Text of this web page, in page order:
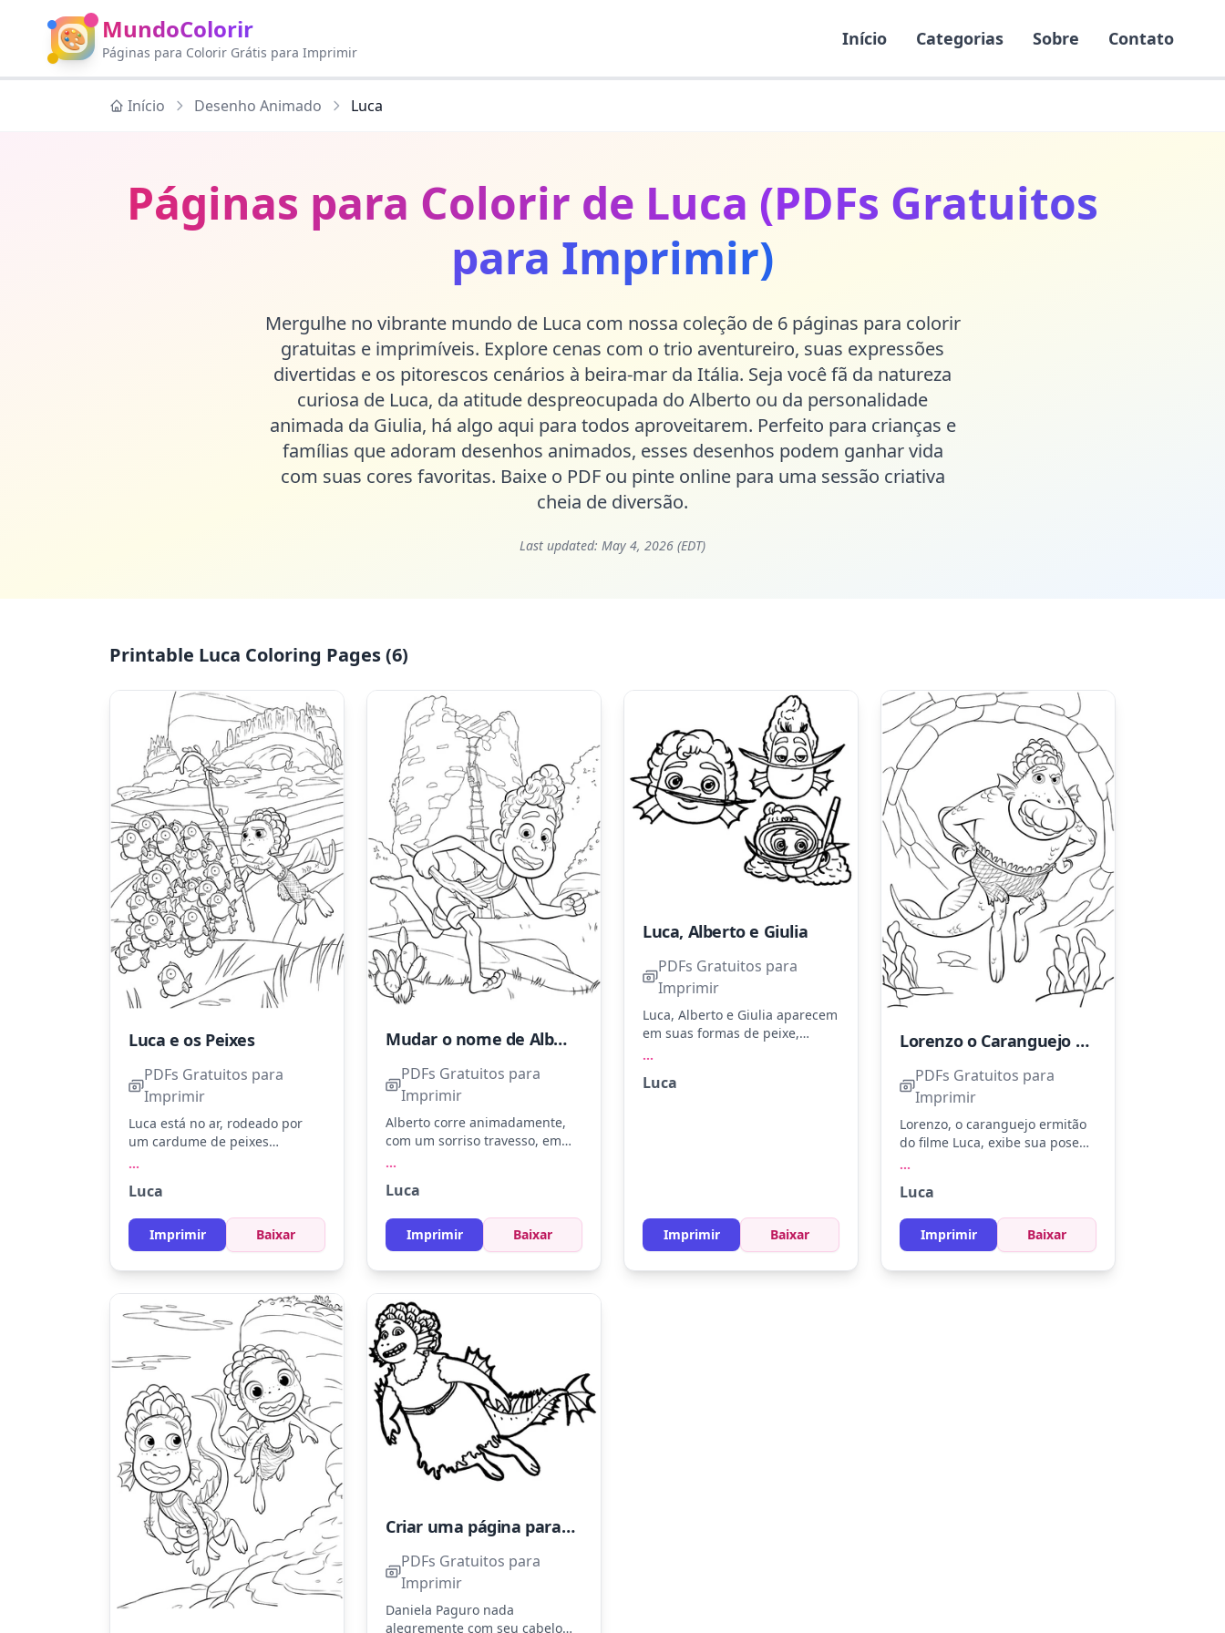
🎨 MundoColorir
Páginas para Colorir Grátis para Imprimir
Início Categorias Sobre Contato
Início Desenho Animado Luca
Páginas para Colorir de Luca (PDFs Gratuitos
para Imprimir)
Mergulhe no vibrante mundo de Luca com nossa coleção de 6 páginas para colorir
gratuitas e imprimíveis. Explore cenas com o trio aventureiro, suas expressões
divertidas e os pitorescos cenários à beira-mar da Itália. Seja você fã da natureza
curiosa de Luca, da atitude despreocupada do Alberto ou da personalidade
animada da Giulia, há algo aqui para todos aproveitarem. Perfeito para crianças e
famílias que adoram desenhos animados, esses desenhos podem ganhar vida
com suas cores favoritas. Baixe o PDF ou pinte online para uma sessão criativa
cheia de diversão.
Last updated: May 4, 2026 (EDT)
Printable Luca Coloring Pages (6)
Luca e os Peixes
PDFs Gratuitos para
Imprimir
Luca está no ar, rodeado por
um cardume de peixes
tons de azul, verde e amarelo
para dar vida à cena.
Experimente usar lápis de cor
para dar um efeito suave e
gradiente aos peixes.
...
Luca
Imprimir Baixar
Mudar o nome de Alberto na página de colorir para amigo do Luca, Alberto
PDFs Gratuitos para
Imprimir
Alberto corre animadamente,
com um sorriso travesso, em
listrada e o cabelo despenteado
ganham vida com tons de azul
celeste e marrom claro. Use
lápis de cor para adicionar um
toque especial aos detalhes da
...
Luca
Imprimir Baixar
Luca, Alberto e Giulia
PDFs Gratuitos para
Imprimir
Luca, Alberto e Giulia aparecem
em suas formas de peixe,
púrpura e verde para destacar
...
Luca
Imprimir Baixar
Lorenzo o Caranguejo Ermitão do filme Luca
PDFs Gratuitos para
Imprimir
Lorenzo, o caranguejo ermitão
do filme Luca, exibe sua pose
como azul-marinho, verde água
e toques de vermelho para
destacar os detalhes.
Experimente misturar
diferentes tons para dar
...
Luca
Imprimir Baixar
Criar uma página para colorir da Daniela Paguro do filme Luca
PDFs Gratuitos para
Imprimir
Daniela Paguro nada
alegremente com seu cabelo